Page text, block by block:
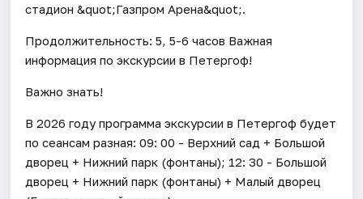
стадион &quot;Газпром Арена&quot;.
Продолжительность: 5, 5-6 часов Важная
информация по экскурсии в Петергоф!
Важно знать!
В 2026 году программа экскурсии в Петергоф будет
по сеансам разная: 09: 00 - Верхний сад + Большой
дворец + Нижний парк (фонтаны); 12: 30 - Большой
дворец + Нижний парк (фонтаны) + Малый дворец